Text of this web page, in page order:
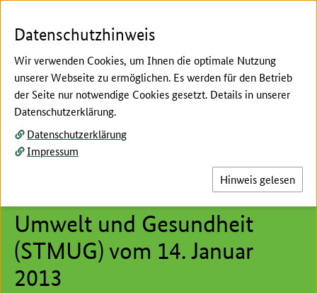
Menü
Hier beginnt der Hauptinhalt dieser Seite
Pressemitteilung des
Staatsministeriums für
Umwelt und Gesundheit
(STMUG) vom 14. Januar
2013
Datenschutzhinweis
Wir verwenden Cookies, um Ihnen die optimale Nutzung
unserer Webseite zu ermöglichen. Es werden für den Betrieb
der Seite nur notwendige Cookies gesetzt. Details in unserer
Datenschutzerklärung.
Datenschutzerklärung
Impressum
Hinweis gelesen